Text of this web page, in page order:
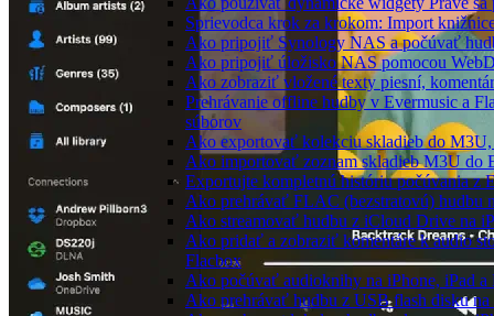
Sprievodca krok za krokom: Import
Ako pripojiť Synology NAS a počúvať
Ako pripojiť úložisko NAS pomocou
Ako zobraziť vložené texty piesní,
Prehrávanie offline hudby v Evermusic a
súborov
Ako exportovať kolekciu skladieb do
Ako importovať zoznam skladieb M3U do
Exportujte kompletnú históriu počúvania z
Ako prehrávať FLAC (bezstratovú) hudbu
Ako streamovať hudbu z iCloud Drive na
Ako pridať a zobraziť komentáre k audio
Flacbox
Ako počúvať audioknihy na iPhone, iPad a
Ako prehrávať hudbu z USB flash disku